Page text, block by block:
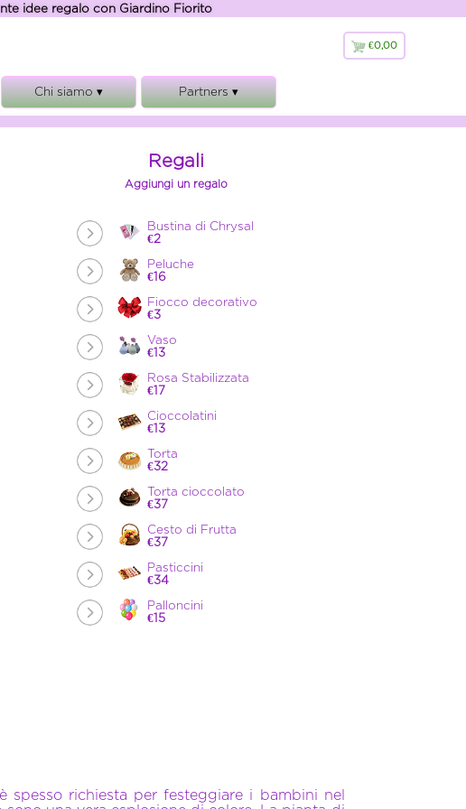
idee regalo con Giardino Fiorito
€0,00
€0,00
Chi siamo ▾
Privacy, cookies e GDPR
Partners ▾
Hosh
Regali
Aggiungi un regalo
Bustina di Chrysal
€2
Peluche
€16
Fiocco decorativo
€3
Vaso
€13
Rosa Stabilizzata
€17
Cioccolatini
€13
Torta
€32
Torta cioccolato
€37
Cesto di Frutta
€37
Pasticcini
€34
Palloncini
€15
spesso richiesta per festeggiare i bambini nel